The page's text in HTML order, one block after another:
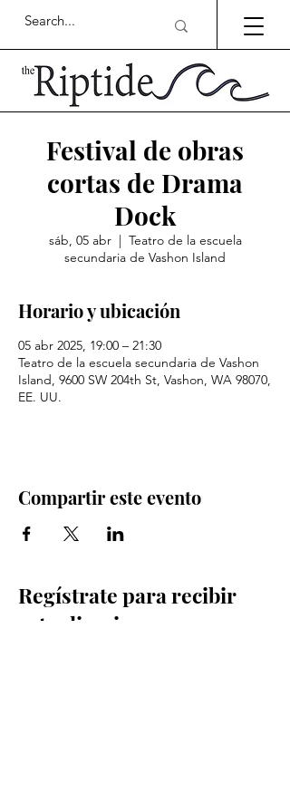
Festival de obras
cortas de Drama
Dock
sáb, 05 abr
  |
Teatro de la escuela
secundaria de Vashon Island
Horario y ubicación
05 abr 2025, 19:00 – 21:30
Teatro de la escuela secundaria de Vashon
Island, 9600 SW 204th St, Vashon, WA 98070,
EE. UU.
Compartir este evento
Regístrate para recibir
actualizaciones por